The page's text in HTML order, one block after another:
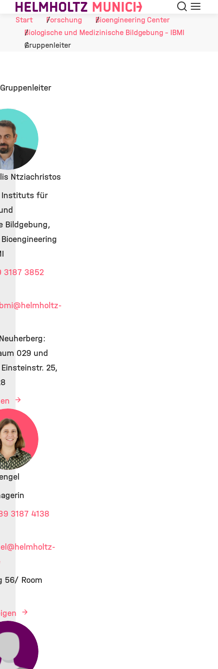
Skip to Content Suche
Start
Forschung
Bioengineering Center
Biologische und Medizinische Bildgebung - IBMI
Gruppenleiter
Gruppenleiter
Ntziachristos
Instituts für
Bildgebung,
3852
@helmholtz-
029 und
Einsteinstr. 25,
3187 4138
@helmholtz-
56/ Room